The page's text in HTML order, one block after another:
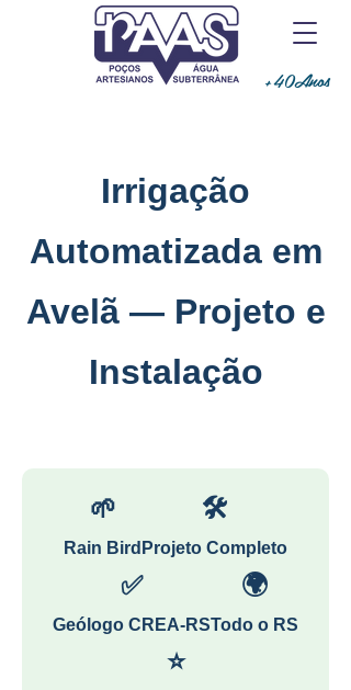
+40Anos
Irrigação
Automatizada em
Avelã — Projeto e
Instalação
🌱
Rain Bird
🛠
Projeto Completo
✅
Geólogo CREA-RS
🌍
Todo o RS
⭐